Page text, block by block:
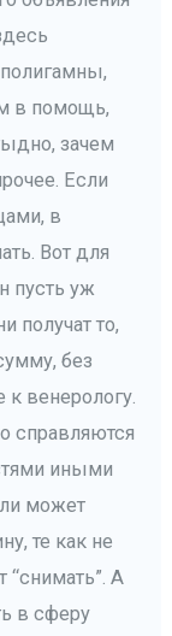
в помощь,
зачем
Если
в
Вот для
пусть уж
получат то,
без
венерологу.
справляются
иными
может
те как не
“снимать”. А
в сферу